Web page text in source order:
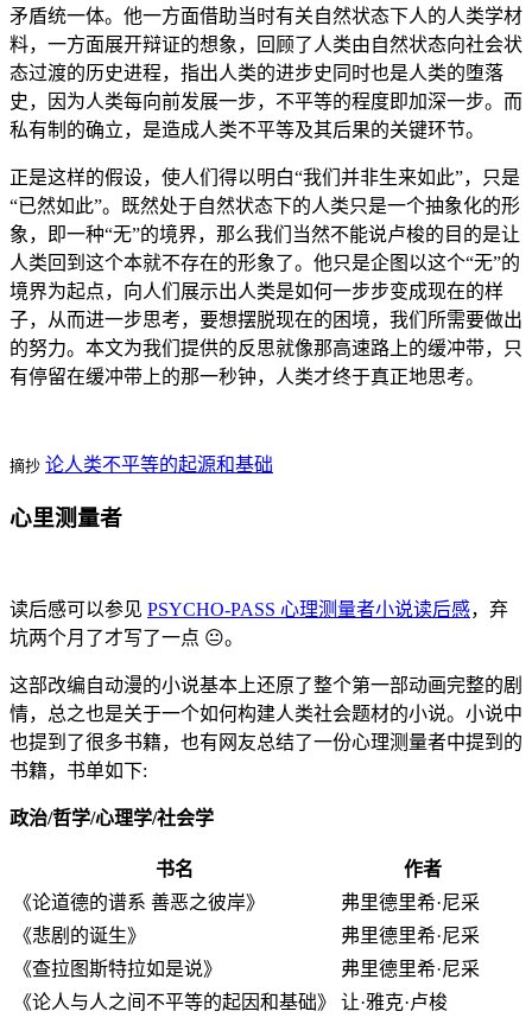
矛盾统一体。他一方面借助当时有关自然状态下人的人类学材
料，一方面展开辩证的想象，回顾了人类由自然状态向社会状
态过渡的历史进程，指出人类的进步史同时也是人类的堕落
史，因为人类每向前发展一步，不平等的程度即加深一步。而
私有制的确立，是造成人类不平等及其后果的关键环节。
正是这样的假设，使人们得以明白“我们并非生来如此”，只是
“已然如此”。既然处于自然状态下的人类只是一个抽象化的形
象，即一种“无”的境界，那么我们当然不能说卢梭的目的是让
人类回到这个本就不存在的形象了。他只是企图以这个“无”的
境界为起点，向人们展示出人类是如何一步步变成现在的样
子，从而进一步思考，要想摆脱现在的困境，我们所需要做出
的努力。本文为我们提供的反思就像那高速路上的缓冲带，只
有停留在缓冲带上的那一秒钟，人类才终于真正地思考。
摘抄 论人类不平等的起源和基础
心里测量者
读后感可以参见 PSYCHO-PASS 心理测量者小说读后感，弃
坑两个月了才写了一点 😐。
这部改编自动漫的小说基本上还原了整个第一部动画完整的剧
情，总之也是关于一个如何构建人类社会题材的小说。小说中
也提到了很多书籍，也有网友总结了一份心理测量者中提到的
书籍，书单如下:
政治/哲学/心理学/社会学
书名
作者
《论道德的谱系 善恶之彼岸》
弗里德里希·尼采
《悲剧的诞生》
弗里德里希·尼采
《查拉图斯特拉如是说》
弗里德里希·尼采
《论人与人之间不平等的起因和基础》
让·雅克·卢梭